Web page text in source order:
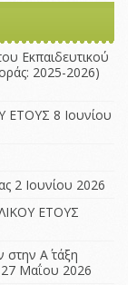
Εκπαιδευτικού
2025-2026)
ΕΤΟΥΣ 8 Ιουνίου
2 Ιουνίου 2026
ΕΤΟΥΣ
Α΄ τάξη
27 Μαΐου 2026